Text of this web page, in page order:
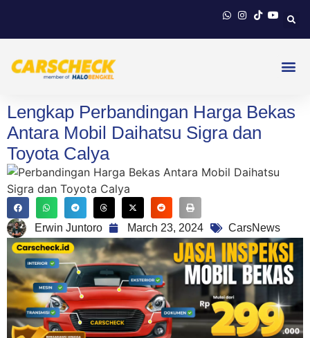
Lengkap Perbandingan Harga Bekas
Antara Mobil Daihatsu Sigra dan
Toyota Calya
Erwin Juntoro March 23, 2024 CarsNews